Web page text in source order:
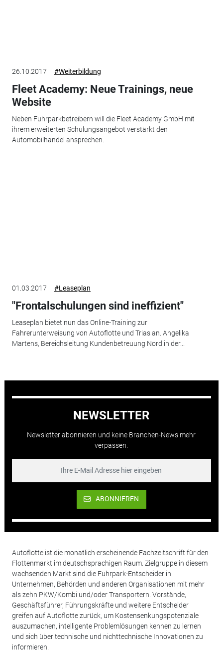
26.10.2017 #Weiterbildung
Fleet Academy: Neue Trainings, neue
Website
Neben Fuhrparkbetreibern will die Fleet Academy GmbH mit
ihrem erweiterten Schulungsangebot verstärkt den
Automobilhandel ansprechen.
01.03.2017 #Leaseplan
"Frontalschulungen sind ineffizient"
Leaseplan bietet nun das Online-Training zur
Fahrerunterweisung von Autoflotte und Trias an. Angelika
Martens, Bereichsleitung Kundenbetreuung Nord in der...
NEWSLETTER
Newsletter abonnieren und keine Branchen-News mehr
verpassen.
ABONNIEREN
Autoflotte ist die monatlich erscheinende Fachzeitschrift für den
Flottenmarkt im deutschsprachigen Raum. Zielgruppe in diesem
wachsenden Markt sind die Fuhrpark-Entscheider in
Unternehmen, Behörden und anderen Organisationen mit mehr
als zehn PKW/Kombi und/oder Transportern. Vorstände,
Geschäftsführer, Führungskräfte und weitere Entscheider
greifen auf Autoflotte zurück, um Kostensenkungspotenziale
auszumachen, intelligente Problemlösungen kennen zu lernen
und sich über technische und nichttechnische Innovationen zu
informieren.